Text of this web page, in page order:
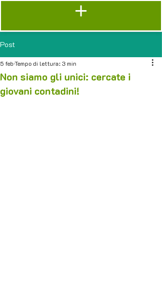
Post
Non siamo gli unici: cercate i
giovani contadini!
5 febTempo di lettura: 3 min